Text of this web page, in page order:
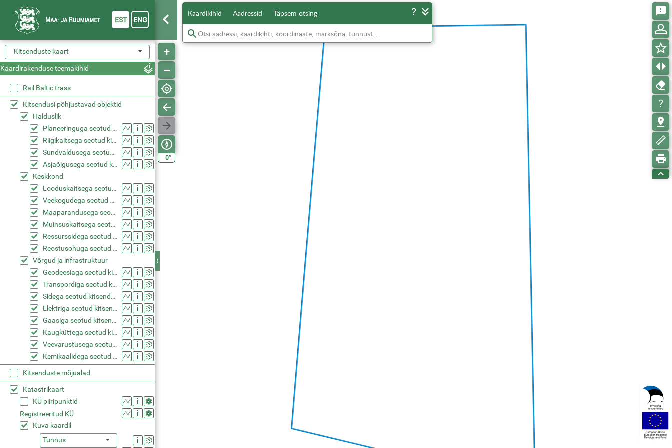
0°
Kaardikihid Aadressid Täpsem otsing
Kitsenduste kaart
Kaardirakenduse teemakihid
Rail Baltic trass
Kitsendusi põhjustavad objektid
Halduslik
Planeeringuga seotud kitsendused (KPOIS)
Riigikaitsega seotud kitsendused (KPOIS)
Sundvaldusega seotud kitsendused (KPOIS)
Asjaõigusega seotud kitsendused (KPOIS)
Keskkond
Looduskaitsega seotud kitsendused (KPOIS)
Veekogudega seotud kitsendused (KPOIS)
Maaparandusega seotud kitsendused (KPOIS)
Muinsuskaitsega seotud kitsendused (KPOIS)
Ressurssidega seotud kitsendused (KPOIS)
Reostusohuga seotud kitsendused (KPOIS)
Võrgud ja infrastruktuur
Geodeesiaga seotud kitsendused (KPOIS)
Transpordiga seotud kitsendused (KPOIS)
Sidega seotud kitsendused (KPOIS)
Elektriga seotud kitsendused (KPOIS)
Gaasiga seotud kitsendused (KPOIS)
Kaugküttega seotud kitsendused (KPOIS)
Veevarustusega seotud kitsendused (KPOIS)
Kemikaalidega seotud kitsendused (KPOIS)
Kitsenduste mõjualad
Katastrikaart
KÜ piiripunktid
Registreeritud KÜ
Kuva kaardil
Tunnus
EST ENG